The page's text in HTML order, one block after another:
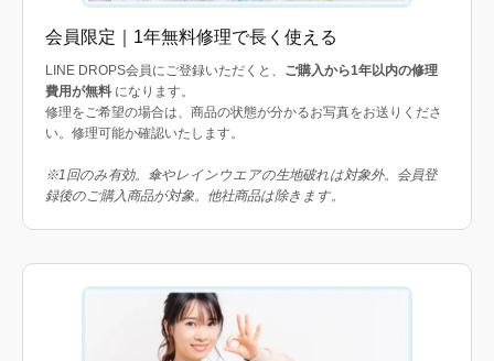
会員限定｜1年無料修理で長く使える
LINE DROPS会員にご登録いただくと、 ご購入から1年以内の修理
費用が無料 になります。
修理をご希望の場合は、商品の状態が分かるお写真をお送りくださ
い。修理可能か確認いたします。
※1回のみ有効。傘やレインウエアの生地破れは対象外。会員登
録後のご購入商品が対象。他社商品は除きます。